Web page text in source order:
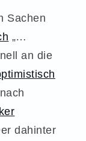
Sachen
„…
an die
dahinter